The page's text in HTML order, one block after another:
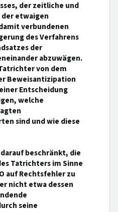
der zeitliche und
etwaigen
verbundenen
des Verfahrens
der
abzuwägen.
von dem
Beweisantizipation
Entscheidung
welche
sind und wie diese
beschränkt, die
Tatrichters im Sinne
auf Rechtsfehler zu
nicht etwa dessen
seine